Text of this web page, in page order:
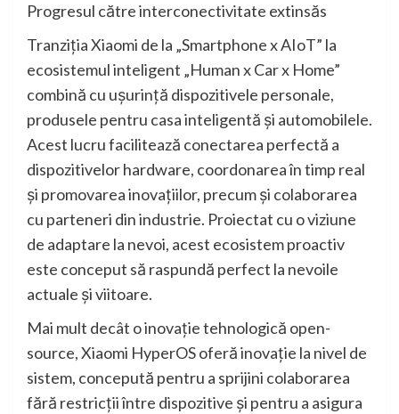
Progresul către interconectivitate extinsăs
Tranziția Xiaomi de la „Smartphone x AIoT” la
ecosistemul inteligent „Human x Car x Home”
combină cu ușurință dispozitivele personale,
produsele pentru casa inteligentă și automobilele.
Acest lucru facilitează conectarea perfectă a
dispozitivelor hardware, coordonarea în timp real
și promovarea inovațiilor, precum și colaborarea
cu parteneri din industrie. Proiectat cu o viziune
de adaptare la nevoi, acest ecosistem proactiv
este conceput să raspundă perfect la nevoile
actuale și viitoare.
Mai mult decât o inovație tehnologică open-
source, Xiaomi HyperOS oferă inovație la nivel de
sistem, concepută pentru a sprijini colaborarea
fără restricții între dispozitive și pentru a asigura